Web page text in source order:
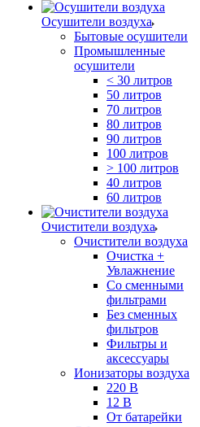
Осушители воздуха
Бытовые осушители
Промышленные
осушители
< 30 литров
50 литров
70 литров
80 литров
90 литров
100 литров
> 100 литров
40 литров
60 литров
Очистители воздуха
Очистители воздуха
Очистка +
Увлажнение
Cо сменными
фильтрами
Без сменных
фильтров
Фильтры и
аксессуары
Ионизаторы воздуха
220 В
12 В
От батарейки